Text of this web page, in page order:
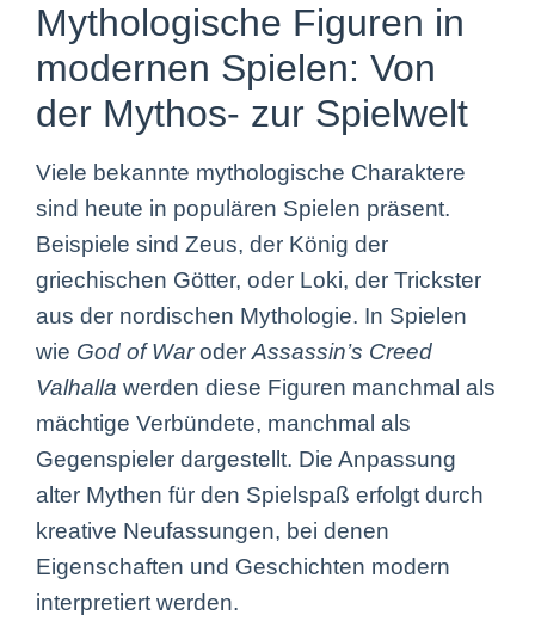
Mythologische Figuren in
modernen Spielen: Von
der Mythos- zur Spielwelt
Viele bekannte mythologische Charaktere
sind heute in populären Spielen präsent.
Beispiele sind Zeus, der König der
griechischen Götter, oder Loki, der Trickster
aus der nordischen Mythologie. In Spielen
wie God of WaroderAssassin’s Creed
Valhalla werden diese Figuren manchmal als
mächtige Verbündete, manchmal als
Gegenspieler dargestellt. Die Anpassung
alter Mythen für den Spielspaß erfolgt durch
kreative Neufassungen, bei denen
Eigenschaften und Geschichten modern
interpretiert werden.